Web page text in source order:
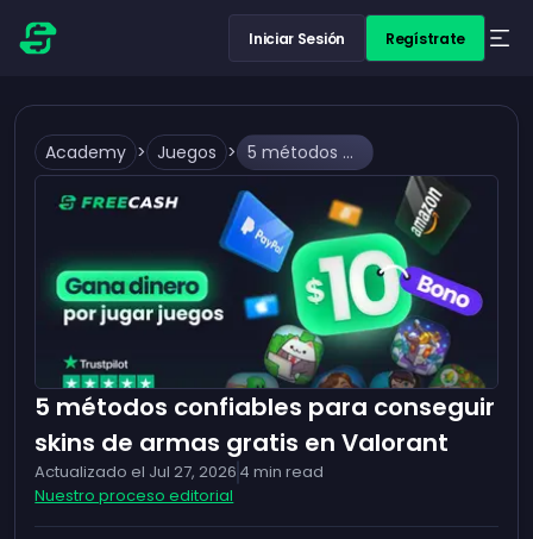
Iniciar Sesión Regístrate
Academy > Juegos > 5 métodos confiables para conseguir skins de armas gratis en Valorant
5 métodos confiables para conseguir
skins de armas gratis en Valorant
Actualizado el Jul 27, 2026 4 min read
Nuestro proceso editorial